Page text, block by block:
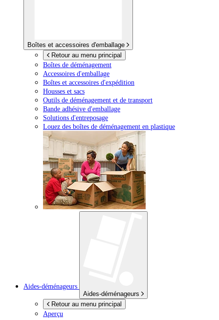
Boîtes et accessoires d'emballage
Retour au menu principal
Boîtes de déménagement
Accessoires d'emballage
Boîtes et accessoires d'expédition
Housses et sacs
Outils de déménagement et de transport
Bande adhésive d'emballage
Solutions d'entreposage
Louez des boîtes de déménagement en plastique
Aides-déménageurs
Aides-déménageurs
Retour au menu principal
Aperçu